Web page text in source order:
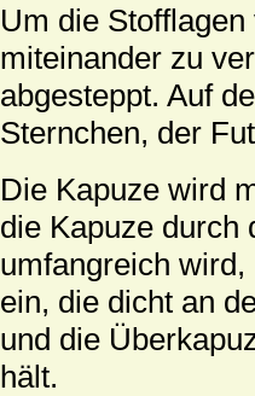
Um die
miteinander zu
abgesteppt. Auf
Sternchen, der
Die Kapuze wird
die Kapuze durch
umfangreich
ein, die dicht an
und die
hält.